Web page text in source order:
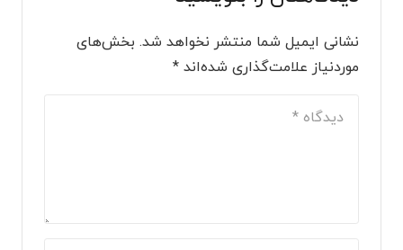
نشانی ایمیل شما منتشر نخواهد شد. بخش‌های
موردنیاز علامت‌گذاری شده‌اند *